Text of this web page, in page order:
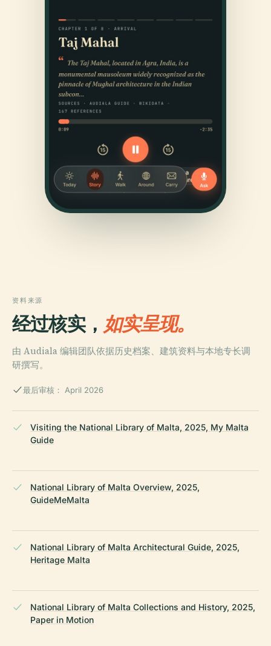
资料来源
经过核实， 如实呈现。
由 Audiala 编辑团队依据历史档案、建筑资料与本地专长调
研撰写。
最后审核： April 2026
Visiting the National Library of Malta, 2025, My Malta
Guide
National Library of Malta Overview, 2025,
GuideMeMalta
National Library of Malta Architectural Guide, 2025,
Heritage Malta
National Library of Malta Collections and History, 2025,
Paper in Motion